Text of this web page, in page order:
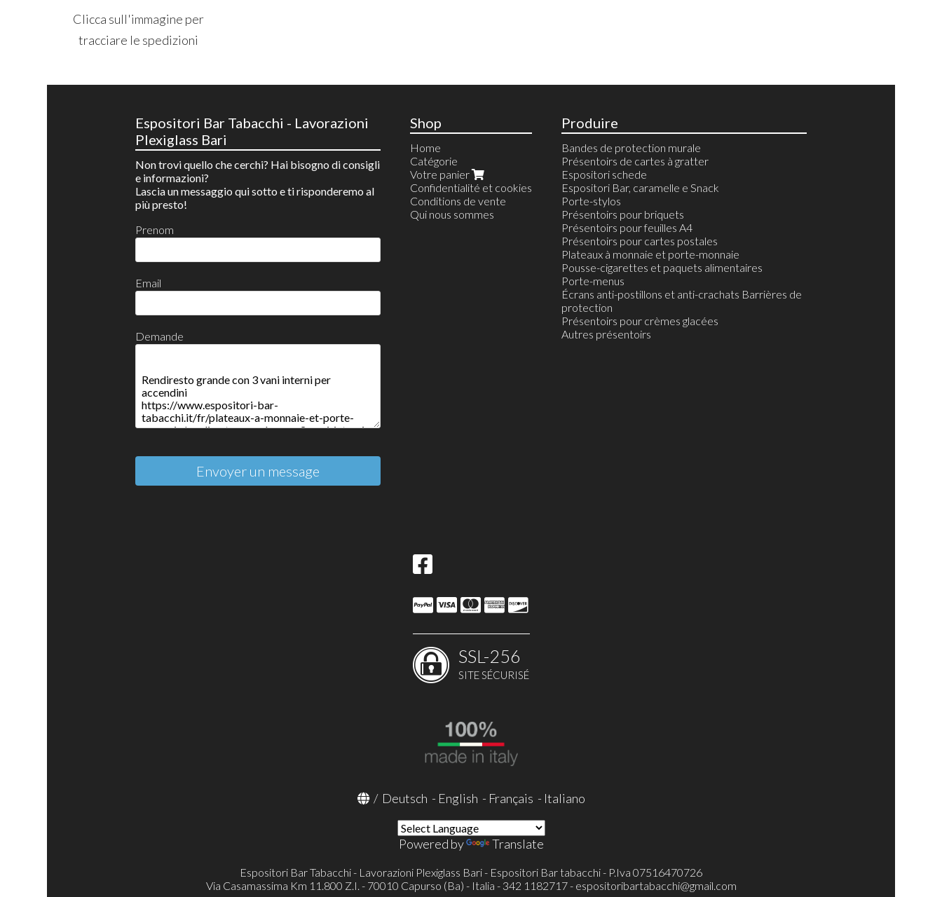
Clicca sull'immagine per
tracciare le spedizioni
Espositori Bar Tabacchi - Lavorazioni
Plexiglass Bari
Non trovi quello che cerchi? Hai bisogno di consigli
e informazioni?
Lascia un messaggio qui sotto e ti risponderemo al
più presto!
Prenom
Email
Demande
Envoyer un message
Shop
Home
Catégorie
Votre panier
Confidentialité et cookies
Conditions de vente
Qui nous sommes
Produire
Bandes de protection murale
Présentoirs de cartes à gratter
Espositori schede
Espositori Bar, caramelle e Snack
Porte-stylos
Présentoirs pour briquets
Présentoirs pour feuilles A4
Présentoirs pour cartes postales
Plateaux à monnaie et porte-monnaie
Pousse-cigarettes et paquets alimentaires
Porte-menus
Écrans anti-postillons et anti-crachats Barrières de
protection
Présentoirs pour crèmes glacées
Autres présentoirs
SSL-256
SITE SÉCURISÉ
/ Deutsch - English - Français - Italiano
Powered by Translate
Espositori Bar Tabacchi - Lavorazioni Plexiglass Bari - Espositori Bar tabacchi - P.Iva 07516470726
Via Casamassima Km 11.800 Z.I. - 70010 Capurso (Ba) - Italia - 342 1182717 - espositoribartabacchi@gmail.com